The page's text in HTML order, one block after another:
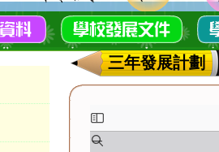
三年發展計劃